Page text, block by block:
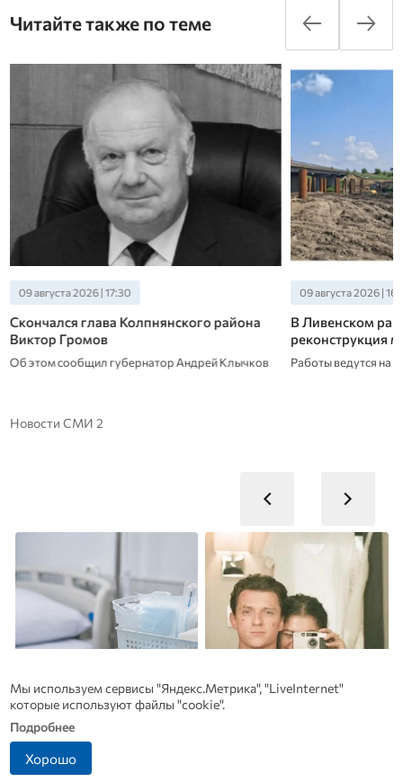
Читайте также по теме
09 августа 2026 | 17:30
Скончался глава Колпнянского района
Виктор Громов
Об этом сообщил губернатор Андрей Клычков
09 августа 2026 |
В Ливенском
реконструкция
Работы ведутся на
Новости СМИ 2
Рак начинается не с боли:
Мы используем сервисы "Яндекс.Метрика", "LiveInternet"
которые используют файлы "cookie".
Подробнее
Хорошо